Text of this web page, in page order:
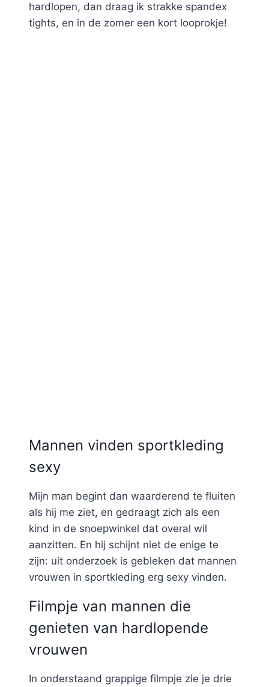
hardlopen, dan draag ik strakke spandex
tights, en in de zomer een kort looprokje!
Mannen vinden sportkleding
sexy
Mijn man begint dan waarderend te fluiten
als hij me ziet, en gedraagt zich als een
kind in de snoepwinkel dat overal wil
aanzitten. En hij schijnt niet de enige te
zijn: uit onderzoek is gebleken dat mannen
vrouwen in sportkleding erg sexy vinden.
Filmpje van mannen die
genieten van hardlopende
vrouwen
In onderstaand grappige filmpje zie je drie